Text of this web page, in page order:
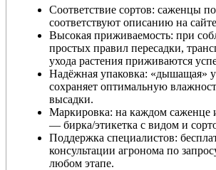
Соответствие сортов: саженцы
соответствуют описанию на
Высокая приживаемость: при
простых правил пересадки,
ухода растения приживаются
Надёжная упаковка: «дышащая»
сохраняет оптимальную
высадки.
Маркировка: на каждом саженце
— бирка/этикетка с видом и
Поддержка специалистов:
консультации агронома по
любом этапе.